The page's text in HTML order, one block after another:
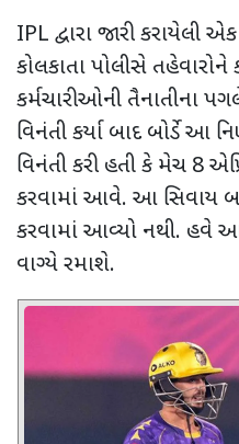
IPL દ્વારા જારી કરાયેલી
કોલકાતા પોલીસે તહેવારોને
કર્મચારીઓની તૈનાતીના
વિનંતી કર્યા બાદ બોર્ડે આ
વિનંતી કરી હતી કે મેચ 8
કરવામાં આવે. આ સિવાય
કરવામાં આવ્યો નથી. હવે
વાગ્યે રમાશે.